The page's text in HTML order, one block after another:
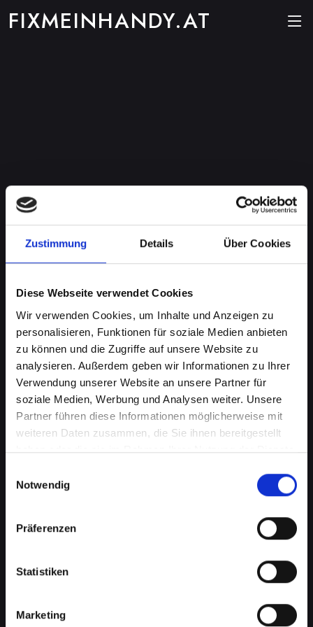
Zustimmung Details Über Cookies
Diese Webseite verwendet Cookies
Wir verwenden Cookies, um Inhalte und Anzeigen zu
personalisieren, Funktionen für soziale Medien anbieten
zu können und die Zugriffe auf unsere Website zu
analysieren. Außerdem geben wir Informationen zu Ihrer
Verwendung unserer Website an unsere Partner für
soziale Medien, Werbung und Analysen weiter. Unsere
Partner führen diese Informationen möglicherweise mit
weiteren Daten zusammen, die Sie ihnen bereitgestellt
haben oder die sie im Rahmen Ihrer Nutzung der Dienste
Notwendig
Präferenzen
Statistiken
Marketing
FIXMEINHANDY.AT
Mikrofondefekt bei Ihrem
IPHONE-X in Bad-saürbrunn?
Lassen Sie es jetzt reparieren
Ein defektes Mikrofon kann Ihre Fähigkeit, an
Telefongesprächen teilzunehmen, erheblich
beeinträchtigen. Dies kann besonders störend
sein, wenn Sie auf Ihr IPHONE-X für wichtige